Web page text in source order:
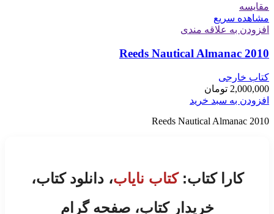
مقایسه
مشاهده سریع
افزودن به علاقه مندی
Reeds Nautical Almanac 2010
کتاب خارجی
2,000,000 تومان
افزودن به سبد خرید
Reeds Nautical Almanac 2010
کارا کتاب:کتاب نایاب، دانلود کتاب،
خریدار کتاب، صفحه گرام